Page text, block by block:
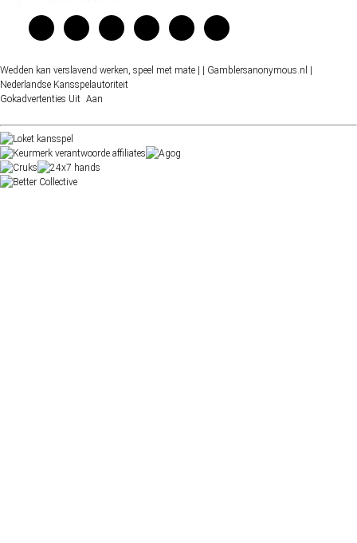
Wedden kan verslavend werken, speel met mate | | Gamblersanonymous.nl
Nederlandse Kansspelautoriteit
Gokadvertenties Uit Aan